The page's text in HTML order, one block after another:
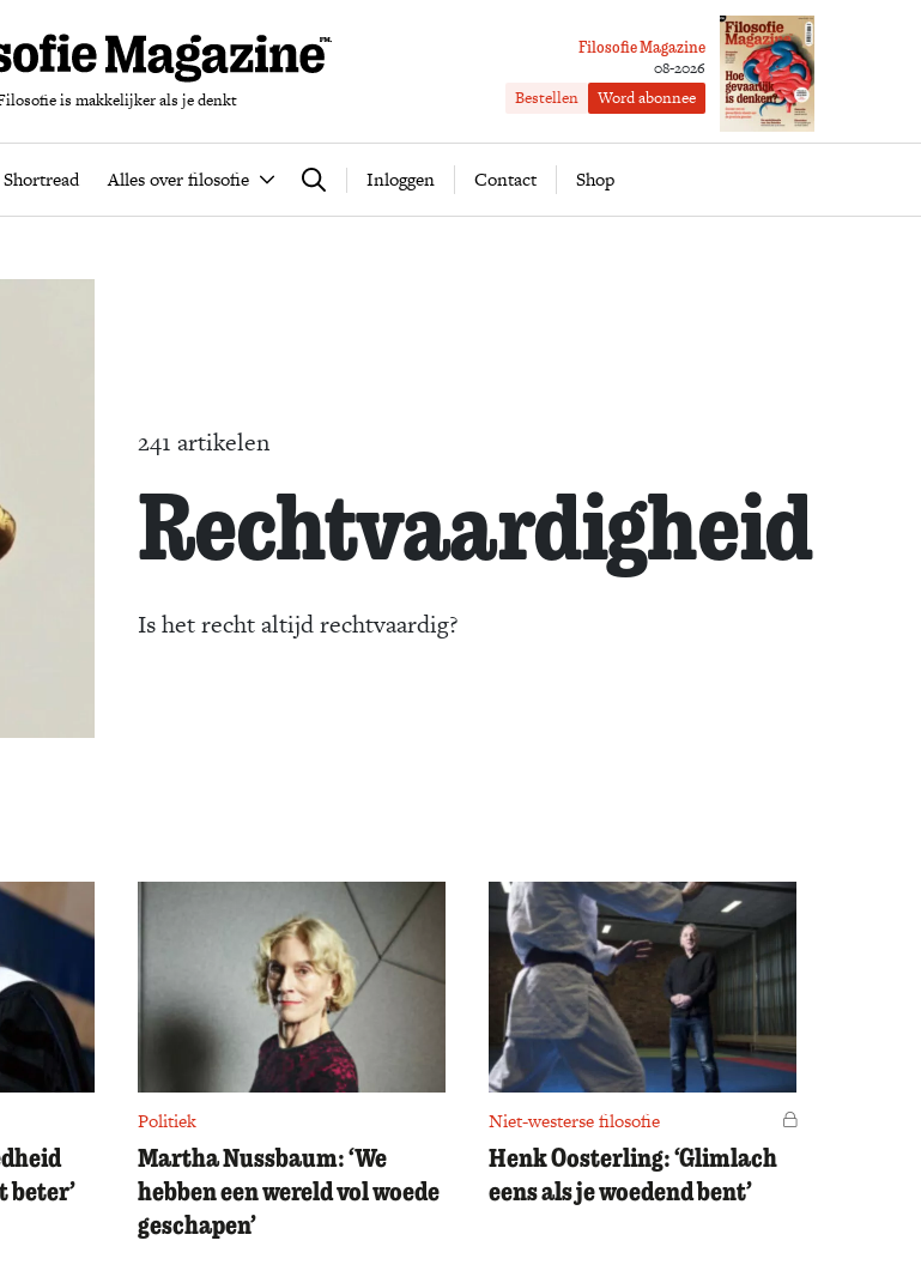
is makkelijker als je denkt
Filosofie Magazine
08-2026
Bestellen Word abonnee
Shortread Alles over filosofie Zoeken Inloggen Contact Shop
Leren Filosoferen Shortread Alles over filosofie Word abonnee
241 artikelen
Rechtvaardigheid
Is het recht altijd rechtvaardig?
beter’
Politiek
Martha Nussbaum: ‘We
hebben een wereld vol woede
geschapen’
Niet-westerse filosofie Voor leden
Henk Oosterling: ‘Glimlach
eens als je woedend bent’